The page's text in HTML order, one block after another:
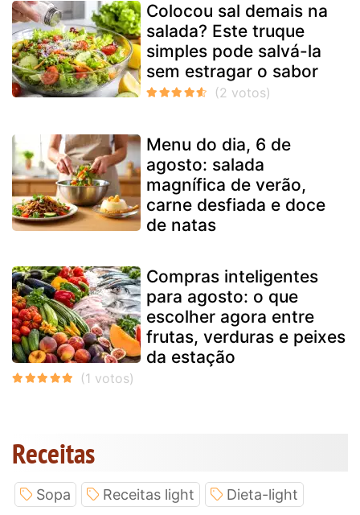
Colocou sal demais na
salada? Este truque
simples pode salvá-la
sem estragar o sabor
Menu do dia, 6 de
agosto: salada
magnífica de verão,
carne desfiada e doce
de natas
Compras inteligentes
para agosto: o que
escolher agora entre
frutas, verduras e peixes
da estação
Receitas
Sopa Receitas light Dieta-light